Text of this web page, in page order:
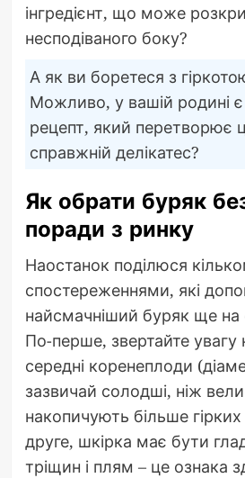
інгредієнт, що може
несподіваного боку?
А як ви боретеся з
Можливо, у вашій родині
рецепт, який перетворює
справжній делікатес?
Як обрати буряк
поради з ринку
Наостанок поділюся
спостереженнями, які
найсмачніший буряк ще на
По-перше, звертайте увагу
середні коренеплоди
зазвичай солодші, ніж
накопичують більше
друге, шкірка має бути
тріщин і плям – це ознака